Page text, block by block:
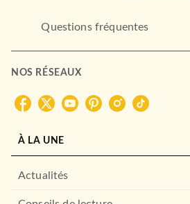
- Nouvelle éditi…
Questions fréquentes
NOS RÉSEAUX
À LA UNE
Actualités